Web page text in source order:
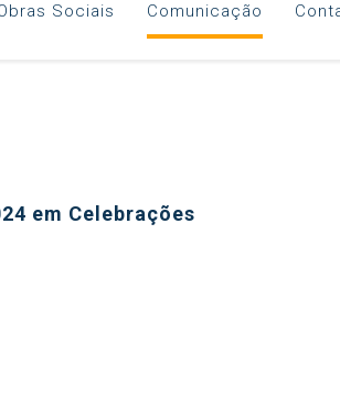
Sociais Comunicação
em Celebrações